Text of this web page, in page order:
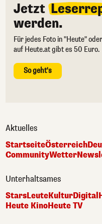
Jetzt
werden.
Für jedes Foto in "Heute"
auf Heute.at gibt es 50 Euro.
So geht's
Aktuelles
StartseiteÖsterreich
CommunityWetter
Unterhaltsames
StarsLeuteKulturDigital
Heute KinoHeute TV